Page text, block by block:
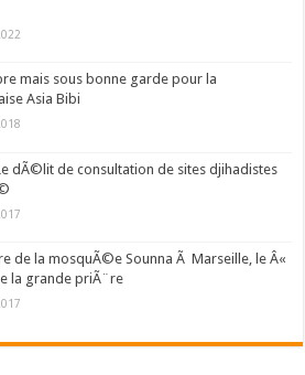
mais sous bonne garde pour la
Asia Bibi
dÃ©lit de consultation de sites djihadistes
de la mosquÃ©e Sounna Ã Marseille, le Â«
la grande priÃ¨re